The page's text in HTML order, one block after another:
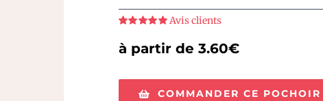
Avis clients
à partir de 3.60€
COMMANDER CE POCHOIR